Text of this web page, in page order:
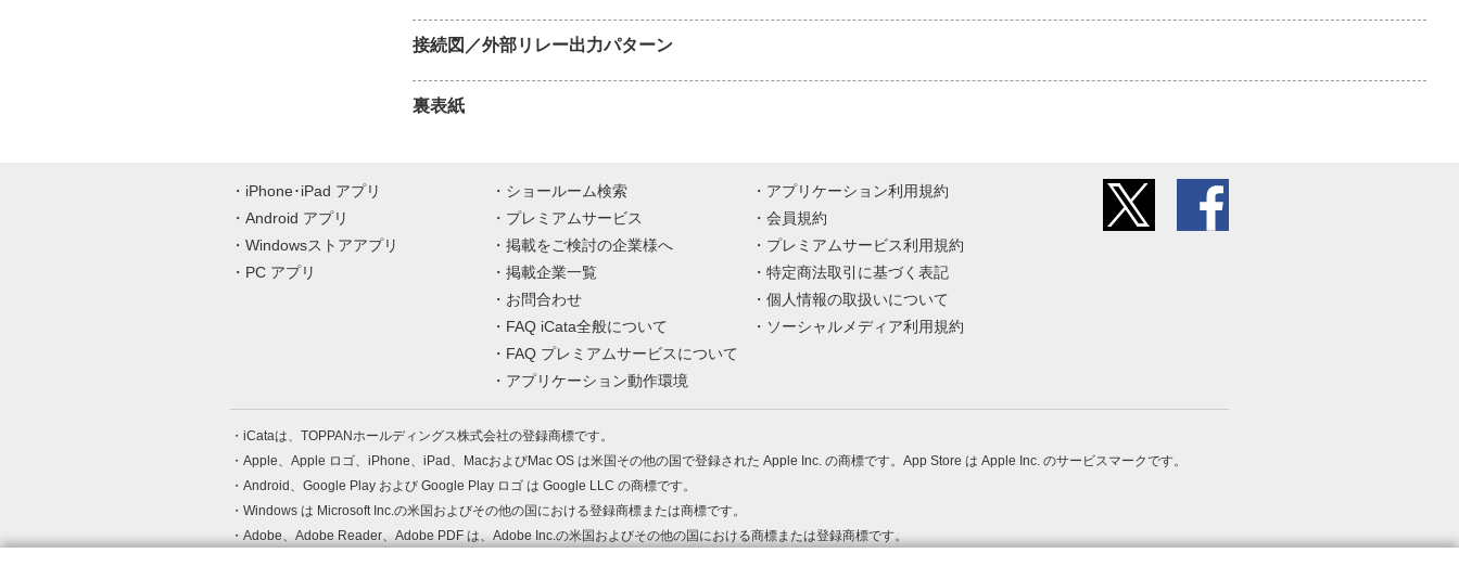
接続図／外部リレー出力パターン
裏表紙
iPhone･iPad アプリ
Android アプリ
Windowsストアアプリ
PC アプリ
ショールーム検索
プレミアムサービス
掲載をご検討の企業様へ
掲載企業一覧
お問合わせ
FAQ iCata全般について
FAQ プレミアムサービスについて
アプリケーション動作環境
アプリケーション利用規約
会員規約
プレミアムサービス利用規約
特定商法取引に基づく表記
個人情報の取扱いについて
ソーシャルメディア利用規約
iCataは、TOPPANホールディングス株式会社の登録商標です。
Apple、Apple ロゴ、iPhone、iPad、MacおよびMac OS は米国その他の国で登録された Apple Inc. の商標です。App Store は Apple Inc. のサービスマークです。
Android、Google Play および Google Play ロゴ は Google LLC の商標です。
Windows は Microsoft Inc.の米国およびその他の国における登録商標または商標です。
Adobe、Adobe Reader、Adobe PDF は、Adobe Inc.の米国およびその他の国における商標または登録商標です。